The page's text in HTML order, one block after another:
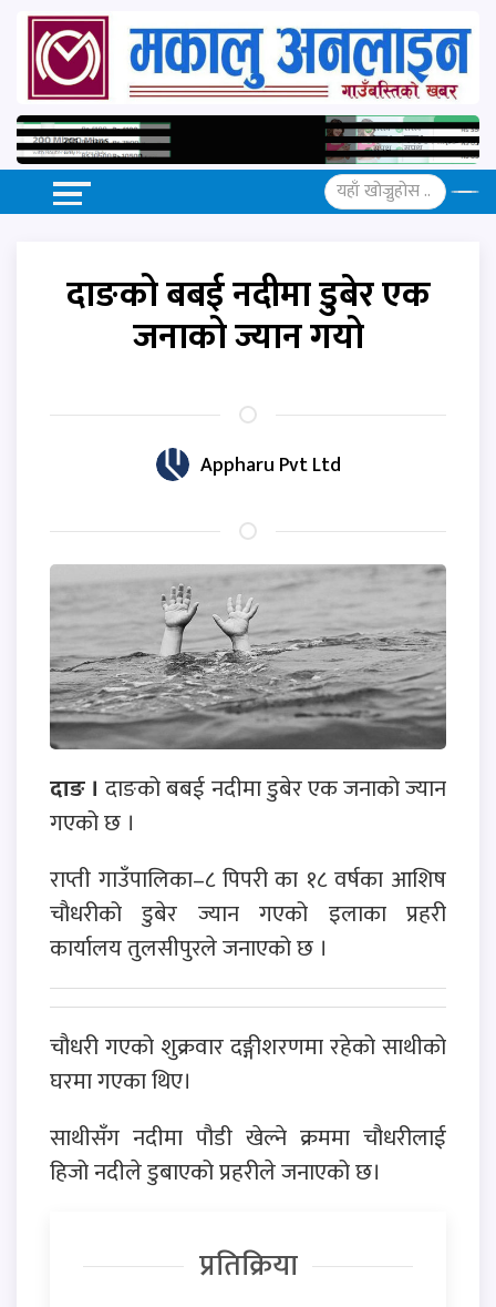
दाङको बबई नदीमा डुबेर एक
जनाको ज्यान गयो
Appharu Pvt Ltd
दाङ । दाङको बबई नदीमा डुबेर एक जनाको ज्यान
गएको छ ।
राप्ती गाउँपालिका–८ पिपरी का १८ वर्षका आशिष
चौधरीको डुबेर ज्यान गएको इलाका प्रहरी
कार्यालय तुलसीपुरले जनाएको छ ।
चौधरी गएको शुक्रवार दङ्गीशरणमा रहेको साथीको
घरमा गएका थिए।
साथीसँग नदीमा पौडी खेल्ने क्रममा चौधरीलाई
हिजो नदीले डुबाएको प्रहरीले जनाएको छ।
प्रतिक्रिया